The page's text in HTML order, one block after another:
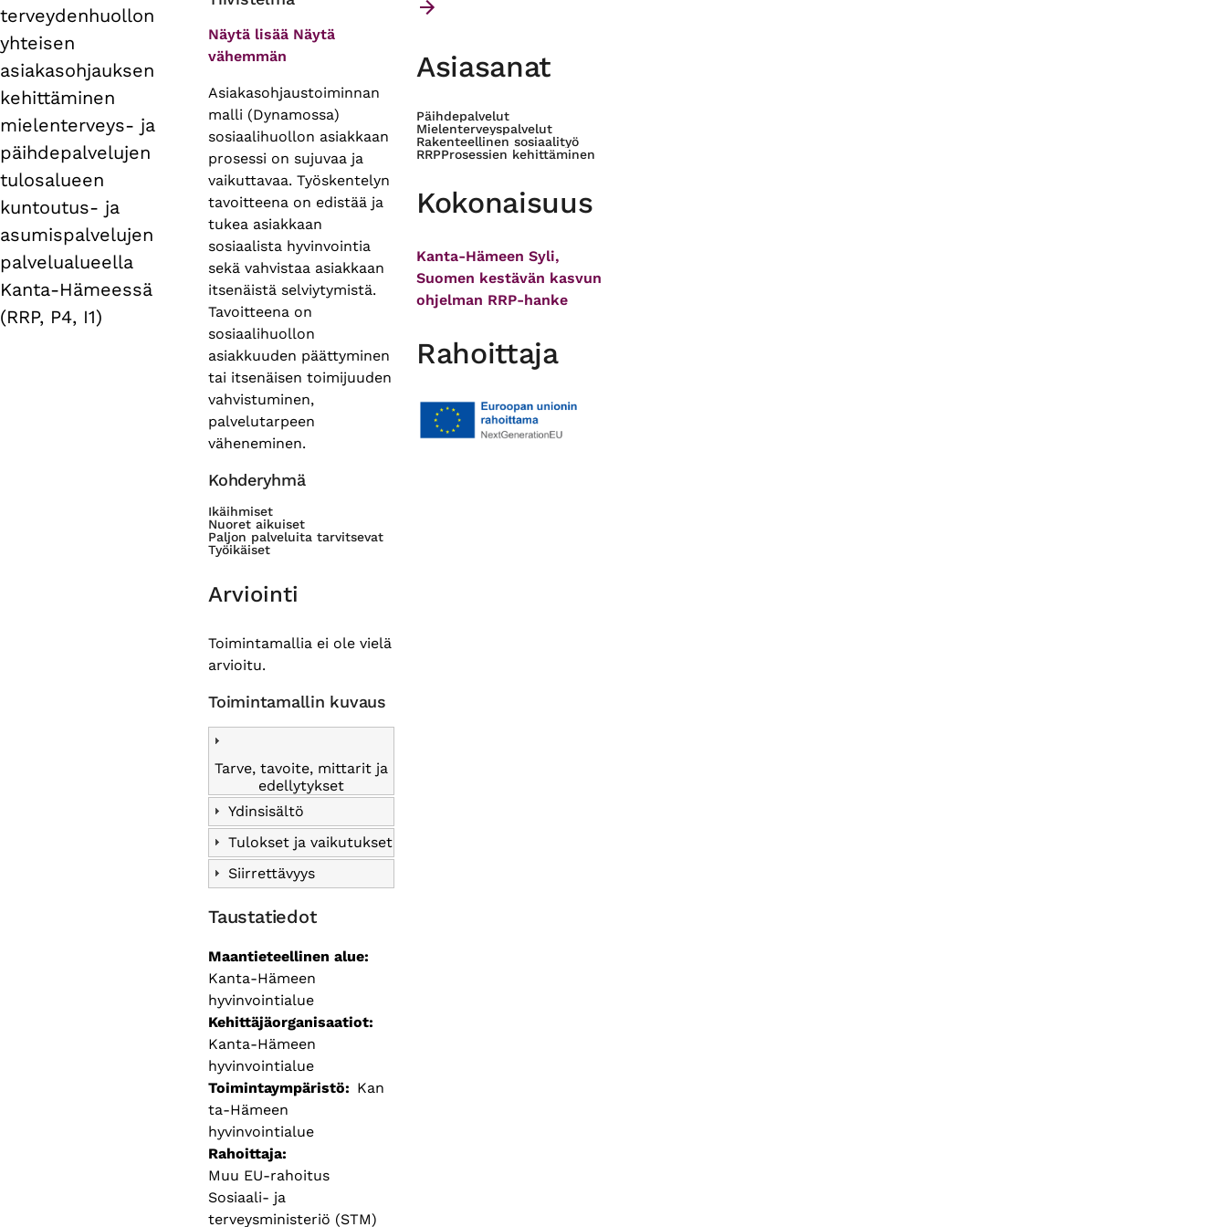
tabs
terveydenhuollon
yhteisen
asiakasohjauksen
kehittäminen
mielenterveys- ja
päihdepalvelujen
tulosalueen
kuntoutus- ja
asumispalvelujen
palvelualueella
Kanta-Hämeessä
(RRP, P4, I1)
Näytä lisää Näytä
vähemmän
Asiakasohjaustoiminnan
malli (Dynamossa)
sosiaalihuollon asiakkaan
prosessi on sujuvaa ja
vaikuttavaa. Työskentelyn
tavoitteena on edistää ja
tukea asiakkaan
sosiaalista hyvinvointia
sekä vahvistaa asiakkaan
itsenäistä selviytymistä.
Tavoitteena on
sosiaalihuollon
asiakkuuden päättyminen
tai itsenäisen toimijuuden
vahvistuminen,
palvelutarpeen
väheneminen.
Kohderyhmä
Ikäihmiset
Nuoret aikuiset
Paljon palveluita tarvitsevat
Työikäiset
Arviointi
Toimintamallia ei ole vielä
arvioitu.
Toimintamallin kuvaus
Tarve, tavoite, mittarit ja
edellytykset
Ydinsisältö
Tulokset ja vaikutukset
Siirrettävyys
Taustatiedot
Maantieteellinen alue
Kanta-Hämeen
hyvinvointialue
Kehittäjäorganisaatiot
Kanta-Hämeen
hyvinvointialue
Toimintaympäristö
Kan
ta-Hämeen
hyvinvointialue
Rahoittaja
Muu EU-rahoitus
Sosiaali- ja
terveysministeriö (STM)
Asiasanat
Päihdepalvelut
Mielenterveyspalvelut
Rakenteellinen sosiaalityö
RRPProsessien kehittäminen
Kokonaisuus
Kanta-Hämeen Syli,
Suomen kestävän kasvun
ohjelman RRP-hanke
Rahoittaja